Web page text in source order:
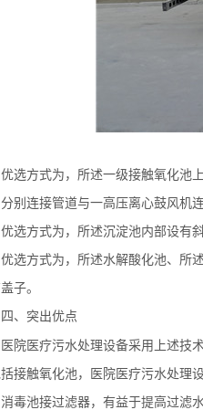
优选方式为，所述一级接触氧化池
别连接管道与一高压离心鼓风机
优选方式为，所述沉淀池内部设有
优选方式为，所述水解酸化池、所
子。
四、突出优点
医院医疗污水处理设备采用上述技术
接触氧化池， 医院医疗污水处理
毒池接过滤器，有益于提高过滤